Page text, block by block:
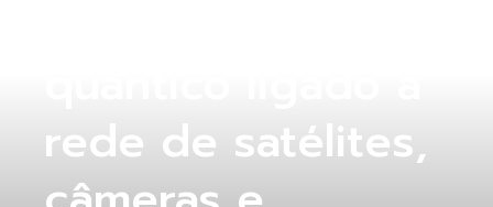
rede de satélites,